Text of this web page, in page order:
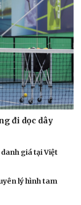
đi dọc dây
giá tại Việt
lý hình tam